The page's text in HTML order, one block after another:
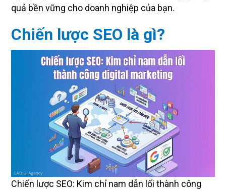
quả bền vững cho doanh nghiệp của bạn.
Chiến lược SEO là gì?
Chiến lược SEO: Kim chỉ nam dẫn lối thành công